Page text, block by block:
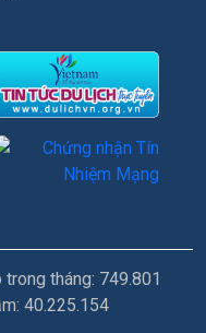
tháng: 749.801
40.225.154